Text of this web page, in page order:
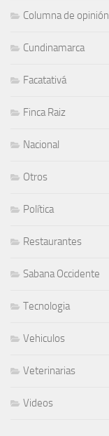
Columna de opinión
Cundinamarca
Facatativá
Finca Raiz
Nacional
Otros
Política
Restaurantes
Sabana Occidente
Tecnologia
Vehiculos
Veterinarias
Videos